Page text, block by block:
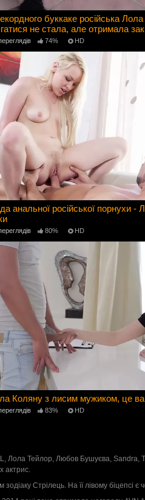
буккаке російська Лола
не стала, але отримала
74% HD
анальної російської порнухи -
80% HD
Коляну з лисим мужиком, це
83% HD
Тейлор, Любов Бушуєва, Sandra,
актрис.
Стрілець. На її лівому біцепсі